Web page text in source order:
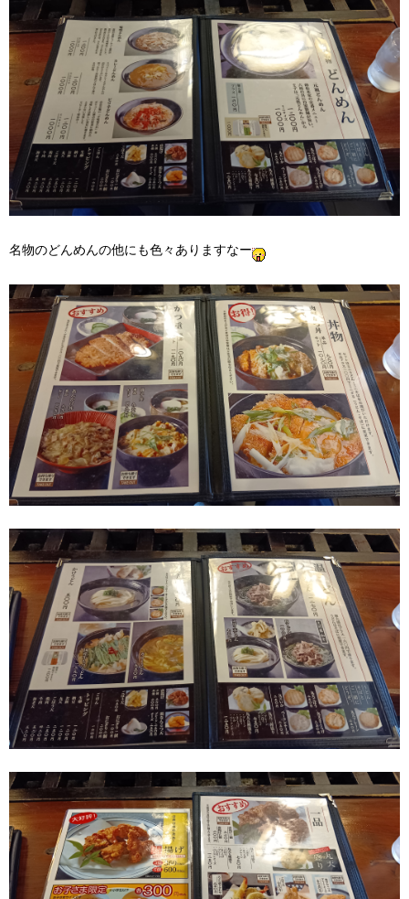
名物のどんめんの他にも色々ありますなー